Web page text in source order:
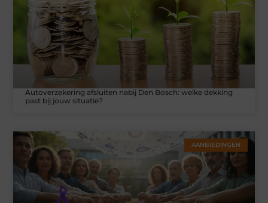
Autoverzekering afsluiten nabij Den Bosch: welke dekking
past bij jouw situatie?
AANBIEDINGEN